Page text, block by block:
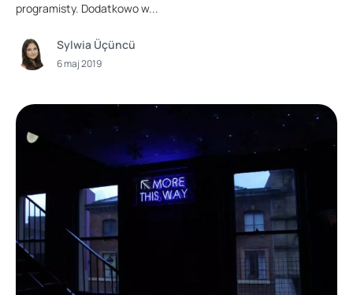
programisty. Dodatkowo w...
Sylwia Üçüncü
6 maj 2019